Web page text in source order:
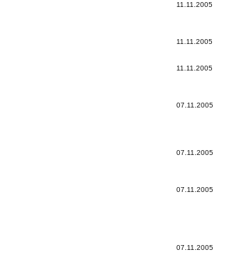
11.11.2005
11.11.2005
11.11.2005
07.11.2005
07.11.2005
07.11.2005
07.11.2005